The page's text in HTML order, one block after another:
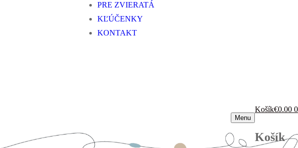
PRE ZVIERATÁ
KĽÚČENKY
KONTAKT
Menu
Košík€0.00 0
Košík